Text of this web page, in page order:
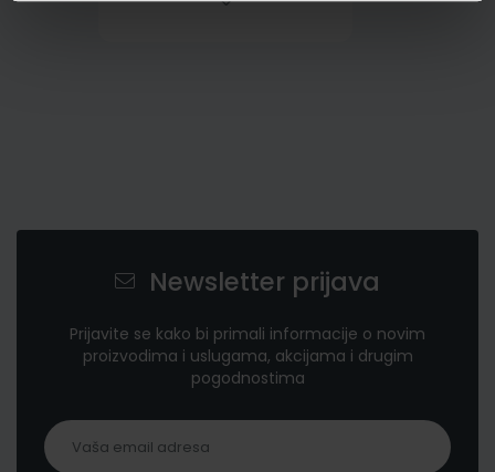
Newsletter prijava
Prijavite se kako bi primali informacije o novim
proizvodima i uslugama, akcijama i drugim
pogodnostima